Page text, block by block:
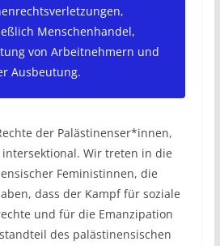
Menschenhandel,
von Arbeitnehmern und
Ausbeutung.
der Palästinenser*innen,
intersektional. Wir treten in die
Feministinnen, die
dass der Kampf für soziale
und für die Emanzipation
des palästinensischen